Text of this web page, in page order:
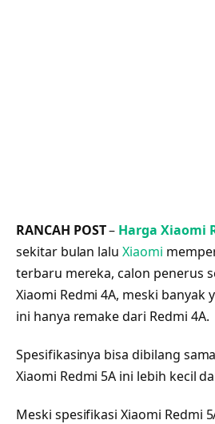
RANCAH POST– Harga Xiaomi
sekitar bulan laluXiaomi
terbaru mereka, calon penerus
Xiaomi Redmi 4A, meski banyak
ini hanya remake dari Redmi 4A.
Spesifikasinya bisa dibilang
Xiaomi Redmi 5A ini lebih kecil
Meski spesifikasi Xiaomi Redmi